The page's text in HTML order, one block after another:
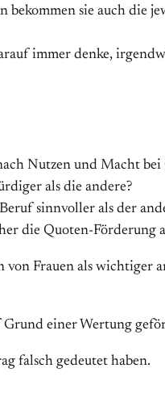
bekommen sie auch
immer denke,
Nutzen und Macht bei
als die andere?
sinnvoller als der
die Quoten-Förderung
von Frauen als wichtiger
einer Wertung
falsch gedeutet haben.